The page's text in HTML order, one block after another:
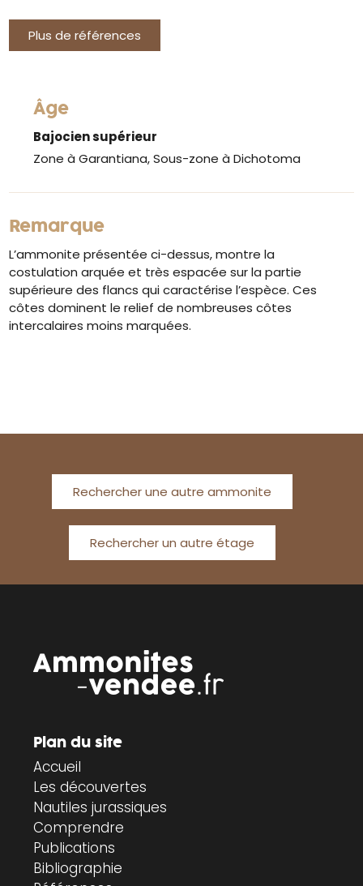
Plus de références
Âge
Bajocien supérieur
Zone à Garantiana, Sous-zone à Dichotoma
Remarque
L’ammonite présentée ci-dessus, montre la
costulation arquée et très espacée sur la partie
supérieure des flancs qui caractérise l’espèce. Ces
côtes dominent le relief de nombreuses côtes
intercalaires moins marquées.
Rechercher une autre ammonite
Rechercher un autre étage
Plan du site
Accueil
Les découvertes
Nautiles jurassiques
Comprendre
Publications
Bibliographie